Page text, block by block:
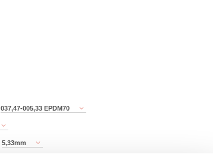
037,47-005,33 EPDM70
5,33mm